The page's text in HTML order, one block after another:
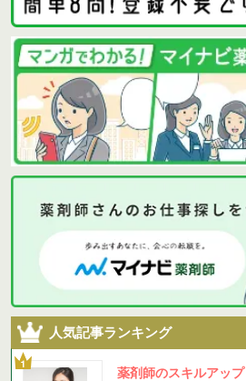
人気記事ランキング
薬剤師のスキルアップ